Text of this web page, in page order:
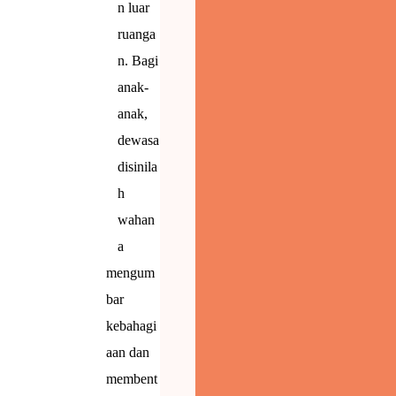
n luar
ruanga
n. Bagi
anak-
anak,
dewasa
disinila
h
wahan
a
mengum
bar
kebahagi
aan dan
membent